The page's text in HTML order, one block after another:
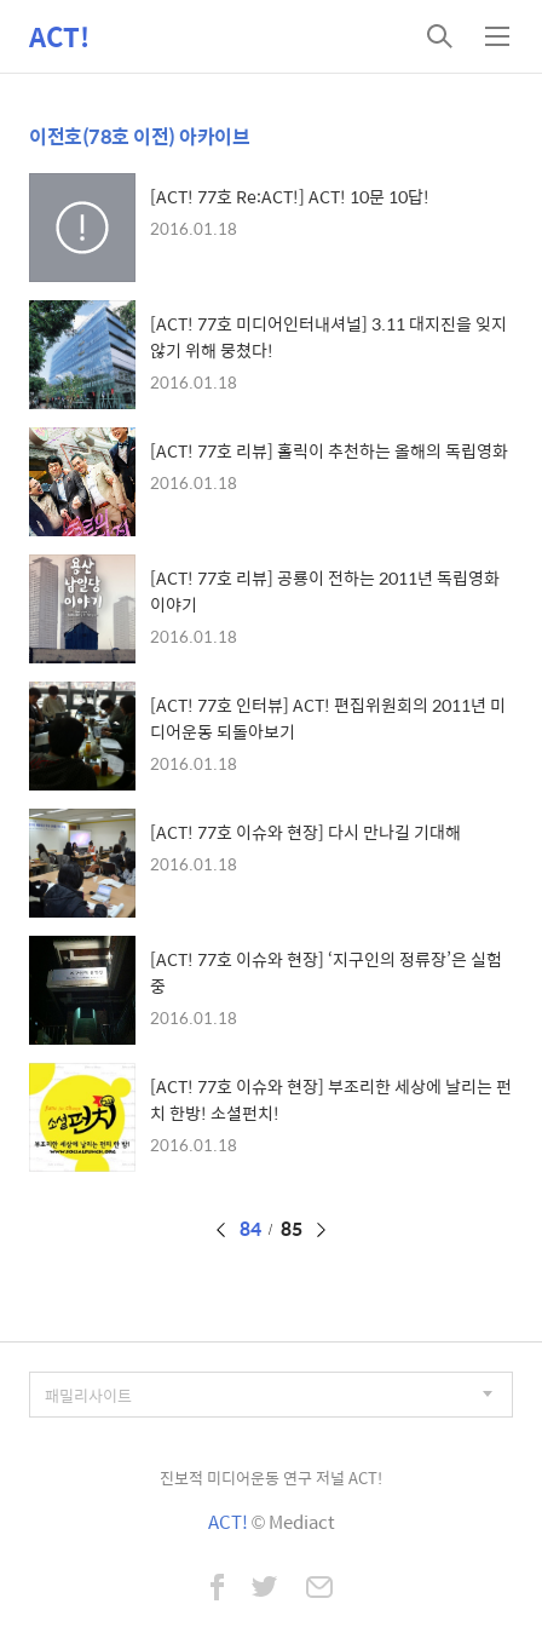
ACT!
검
색
메
뉴
이전호(78호 이전) 아카이브
[ACT! 77호 Re:ACT!] ACT! 10문 10답!
2016.01.18
[ACT! 77호 미디어인터내셔널] 3.11 대지진을 잊지
않기 위해 뭉쳤다!
2016.01.18
[ACT! 77호 리뷰] 홀릭이 추천하는 올해의 독립영화
2016.01.18
[ACT! 77호 리뷰] 공룡이 전하는 2011년 독립영화
이야기
2016.01.18
[ACT! 77호 인터뷰] ACT! 편집위원회의 2011년 미
디어운동 되돌아보기
2016.01.18
[ACT! 77호 이슈와 현장] 다시 만나길 기대해
2016.01.18
[ACT! 77호 이슈와 현장] ‘지구인의 정류장’은 실험
중
2016.01.18
[ACT! 77호 이슈와 현장] 부조리한 세상에 날리는 펀
치 한방! 소셜펀치!
2016.01.18
페
84 85
진보적 미디어운동 연구 저널 ACT!
ACT!© Mediact